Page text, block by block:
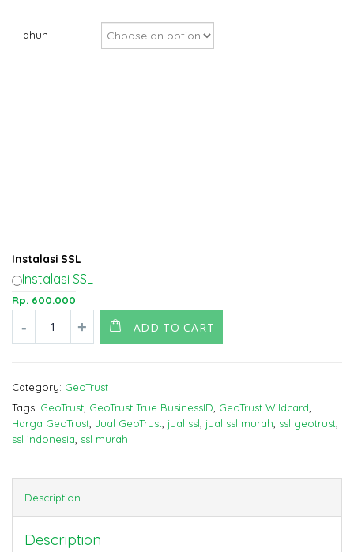
Tahun
Instalasi SSL
Instalasi SSL
Rp. 600.000
ADD TO CART
Category: GeoTrust
Tags: GeoTrust GeoTrust True BusinessID GeoTrust Wildcard
Harga GeoTrust Jual GeoTrust jual ssl jual ssl murah ssl geotrust
ssl indonesia ssl murah
Description
Description